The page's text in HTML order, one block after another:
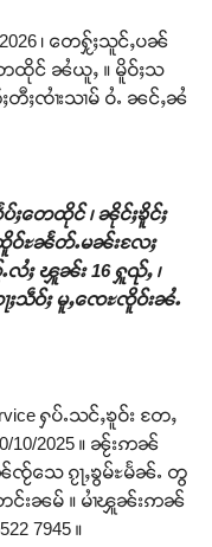
ၵူႈလႅၼ်ပေႃးတေၸွ
ၵမ်ႉထႅမ် ၸုမ်းၶၢ
ေႃႈ။
၊ တေႁႂ်ႈသူင်ႇပၼ်
ေထိုင် ၼႆယူႇ ။ မိူဝ်ႈသ
ႈၸၢႆးသၢမ် ဝႆႉ ၼင်ႇၼႆ
ႈတေထိုင် ၊ ၼိုင်ႈၶိူင်ႈ
ႊထိူဝ်ႊၼႅတ်ႉမၼ်းလႄႈ
လႆႈ ၾူၼ်း 16 ႁူၺ်ႇ ၊
ႃႈသဵဝ်ႈ မူႇၸေႊၸိူဝ်းၼႆႉ
ႁပ်ႉသင်ႇၶူဝ်း တႄႇ
10/2025 ။ ၼႂ်းဢၼ်
ၸႂ်သေ ၵႂႃႇၶွမ်ႊမႅၼ်ႉ တွ
တင်းၼမ် ။ မၢႆၾူၼ်းဢၼ်
7945 ။